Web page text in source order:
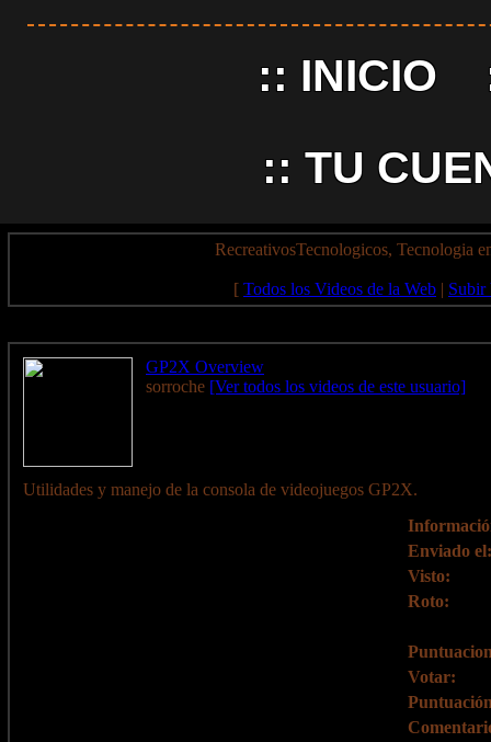
:: INICIO
:: TU
RecreativosTecnologicos, Tecnologia
[ Todos los Videos de la Web | Subir
GP2X Overview
sorroche [Ver todos los videos de este usuario]
Utilidades y manejo de la consola de videojuegos GP2X.
Enviado el:
Visto:
Roto:
Votar: